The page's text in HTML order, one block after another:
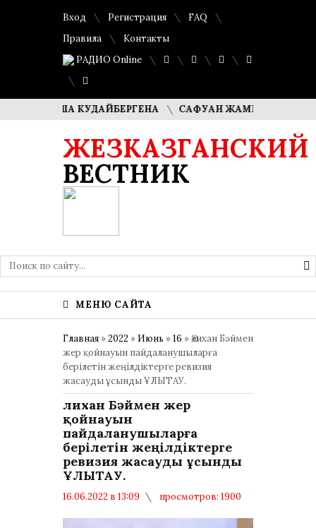
Вход Регистрация
FAQ
Правила
Контакты
РАДИО Online
ДИМАША КУДАЙБЕРГЕНА САФУАН ЖАМПЕИСОВ: «МЫ
ЖЕЗКАЗГАНСКИЙ
ВЕСТНИК
МЕНЮ САЙТА
Главная »2022 » Июнь »16 » Әлихан Бәймен
жер қойнауын пайдаланушыларға
берілетін жеңілдіктерге ревизия
жасауды ұсынды ҰЛЫТАУ.
Әлихан Бәймен жер
қойнауын
пайдаланушыларға
берілетін жеңілдіктерге
ревизия жасауды ұсынды
ҰЛЫТАУ.
16.06.2022 в 13:09
просмотров: 1900